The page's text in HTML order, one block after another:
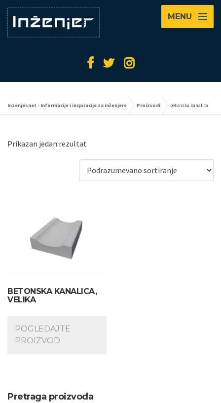
MENU
Inzenjer.net - Informacije i inspiracije za inženjere Proizvodi betonska kanalica
Prikazan jedan rezultat
BETONSKA KANALICA,
VELIKA
POGLEDAJTE
PROIZVOD
Pretraga proizvoda